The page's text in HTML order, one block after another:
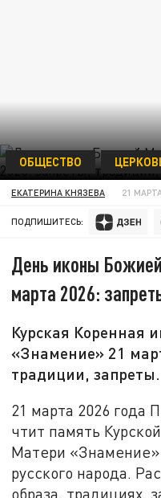
ОБЩЕСТВО
ЕКАТЕРИНА КНЯЗЕВА 21
ПОДПИШИТЕСЬ:
День иконы
марта 2026:
Курская Коренная
«Знамение» 21
традиции, запреты.
21 марта 2026 года
чтит память
Матери
русского народа.
образа, традициях,